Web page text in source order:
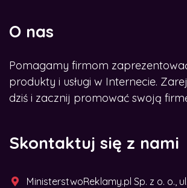
O nas
Pomagamy firmom
produkty i usługi w Internecie.
dziś i zacznij promować swoją
Skontaktuj się z nami
MinisterstwoReklamy.pl Sp. z o. o.,